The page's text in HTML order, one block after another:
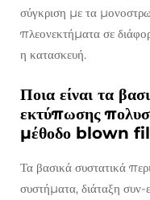
σύγκριση με τα
πλεονεκτήματα σε
η κατασκευή.
Ποια είναι τα
εκτύπωσης
μέθοδο blown
Τα βασικά συστατικά
συστήματα, διάταξη